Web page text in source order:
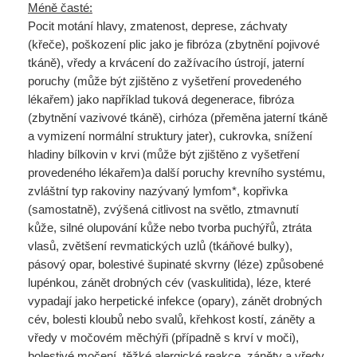
Méně časté:
Pocit motání hlavy, zmatenost, deprese, záchvaty
(křeče), poškození plic jako je fibróza (zbytnění pojivové
tkáně), vředy a krvácení do zažívacího ústrojí, jaterní
poruchy (může být zjištěno z vyšetření provedeného
lékařem) jako například tuková degenerace, fibróza
(zbytnění vazivové tkáně), cirhóza (přeměna jaterní tkáně
a vymizení normální struktury jater), cukrovka, snížení
hladiny bílkovin v krvi (může být zjištěno z vyšetření
provedeného lékařem)a další poruchy krevního systému,
zvláštní typ rakoviny nazývaný lymfom*, kopřivka
(samostatně), zvýšená citlivost na světlo, ztmavnutí
kůže, silné olupování kůže nebo tvorba puchýřů, ztráta
vlasů, zvětšení revmatických uzlů (tkáňové bulky),
pásový opar, bolestivé šupinaté skvrny (léze) způsobené
lupénkou, zánět drobných cév (vaskulitida), léze, které
vypadají jako herpetické infekce (opary), zánět drobných
cév, bolesti kloubů nebo svalů, křehkost kostí, záněty a
vředy v močovém měchýři (případně s krví v moči),